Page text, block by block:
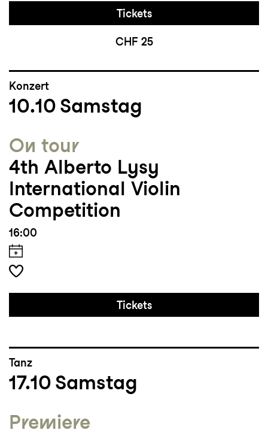
Tickets
CHF 25
Konzert
10.10 Samstag
On tour
4th Alberto Lysy
International Violin
Competition
16:00
Tickets
Tanz
17.10 Samstag
Premiere